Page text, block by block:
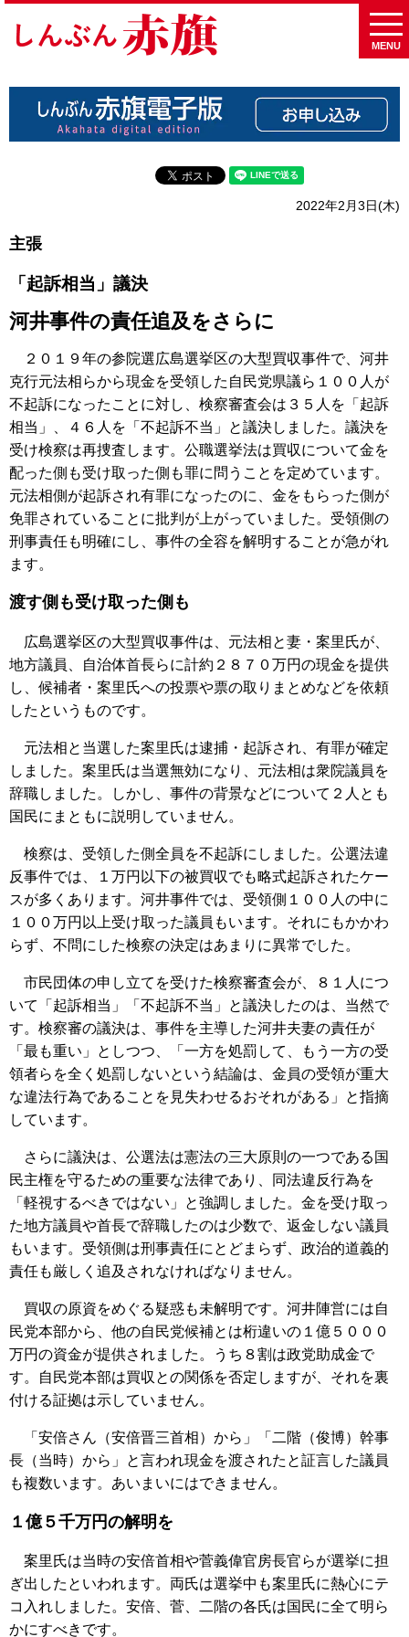
MENU
2022年2月3日(木)
主張
「起訴相当」議決
河井事件の責任追及をさらに
２０１９年の参院選広島選挙区の大型買収事件で、河井
克行元法相らから現金を受領した自民党県議ら１００人が
不起訴になったことに対し、検察審査会は３５人を「起訴
相当」、４６人を「不起訴不当」と議決しました。議決を
受け検察は再捜査します。公職選挙法は買収について金を
配った側も受け取った側も罪に問うことを定めています。
元法相側が起訴され有罪になったのに、金をもらった側が
免罪されていることに批判が上がっていました。受領側の
刑事責任も明確にし、事件の全容を解明することが急がれ
ます。
渡す側も受け取った側も
広島選挙区の大型買収事件は、元法相と妻・案里氏が、
地方議員、自治体首長らに計約２８７０万円の現金を提供
し、候補者・案里氏への投票や票の取りまとめなどを依頼
したというものです。
元法相と当選した案里氏は逮捕・起訴され、有罪が確定
しました。案里氏は当選無効になり、元法相は衆院議員を
辞職しました。しかし、事件の背景などについて２人とも
国民にまともに説明していません。
検察は、受領した側全員を不起訴にしました。公選法違
反事件では、１万円以下の被買収でも略式起訴されたケー
スが多くあります。河井事件では、受領側１００人の中に
１００万円以上受け取った議員もいます。それにもかかわ
らず、不問にした検察の決定はあまりに異常でした。
市民団体の申し立てを受けた検察審査会が、８１人につ
いて「起訴相当」「不起訴不当」と議決したのは、当然で
す。検察審の議決は、事件を主導した河井夫妻の責任が
「最も重い」としつつ、「一方を処罰して、もう一方の受
領者らを全く処罰しないという結論は、金員の受領が重大
な違法行為であることを見失わせるおそれがある」と指摘
しています。
さらに議決は、公選法は憲法の三大原則の一つである国
民主権を守るための重要な法律であり、同法違反行為を
「軽視するべきではない」と強調しました。金を受け取っ
た地方議員や首長で辞職したのは少数で、返金しない議員
もいます。受領側は刑事責任にとどまらず、政治的道義的
責任も厳しく追及されなければなりません。
買収の原資をめぐる疑惑も未解明です。河井陣営には自
民党本部から、他の自民党候補とは桁違いの１億５０００
万円の資金が提供されました。うち８割は政党助成金で
す。自民党本部は買収との関係を否定しますが、それを裏
付ける証拠は示していません。
「安倍さん（安倍晋三首相）から」「二階（俊博）幹事
長（当時）から」と言われ現金を渡されたと証言した議員
も複数います。あいまいにはできません。
１億５千万円の解明を
案里氏は当時の安倍首相や菅義偉官房長官らが選挙に担
ぎ出したといわれます。両氏は選挙中も案里氏に熱心にテ
コ入れしました。安倍、菅、二階の各氏は国民に全て明ら
かにすべきです。